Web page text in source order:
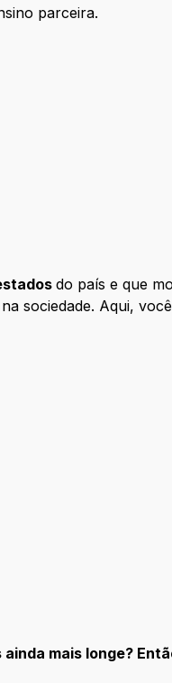
parceira.
do país e que
sociedade. Aqui,
mais longe?